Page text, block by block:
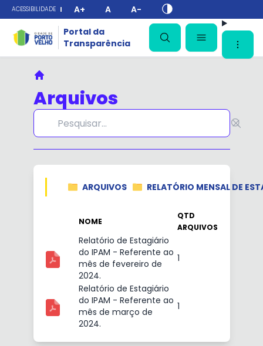
ACESSIBILIDADE A+ A
A-
Portal da
Transparência
Principal
Arquivos
ARQUIVOS RELATÓRIO MENSAL DE
NOME
QTD
ARQUIVOS
Relatório de Estagiário
do IPAM - Referente ao
mês de fevereiro de
2024.
1
Relatório de Estagiário
do IPAM - Referente ao
mês de março de
2024.
1
✕